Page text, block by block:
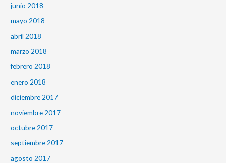
junio 2018
mayo 2018
abril 2018
marzo 2018
febrero 2018
enero 2018
diciembre 2017
noviembre 2017
octubre 2017
septiembre 2017
agosto 2017